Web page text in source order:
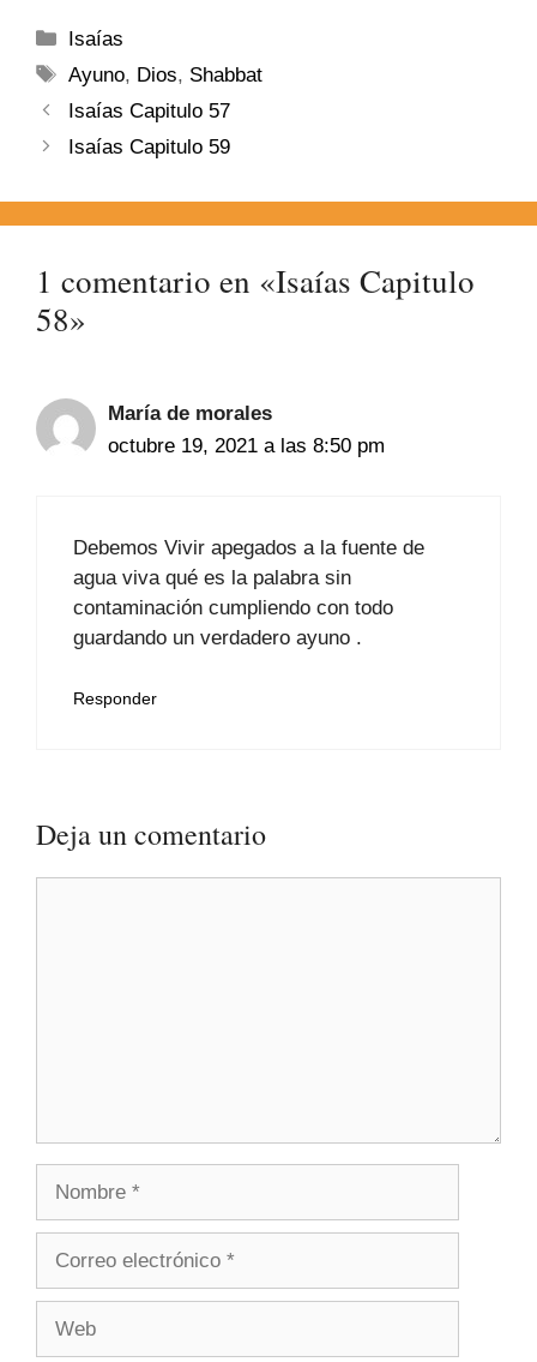
Isaías
Ayuno, Dios, Shabbat
Isaías Capitulo 57
Isaías Capitulo 59
1 comentario en «Isaías Capitulo
58»
María de morales
octubre 19, 2021 a las 8:50 pm
Debemos Vivir apegados a la fuente de
agua viva qué es la palabra sin
contaminación cumpliendo con todo
guardando un verdadero ayuno .
Responder
Deja un comentario